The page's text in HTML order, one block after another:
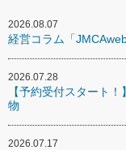
2026.08.07
経営コラム「
2026.07.28
【予約受付スタート
物
2026.07.17